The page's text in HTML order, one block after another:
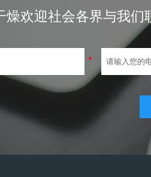
燥欢迎社会各界与我